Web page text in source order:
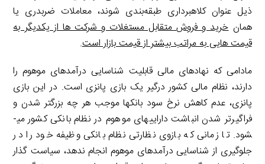
ذیل عنوان کلاهبرداری طبقه‌‎­بندی شوند، معاملات ضربدری یا
همانخرید و فروش متقابل مستغلات و شرکت ها از یکدیگر به
قیمت هایی به مراتب بیشتر از قیمت بازار است.
مادامی که نهادهای مالی قابلیت شناسایی درآمدهای موهوم را
دارند، نظام مالی کشور درگیر یک بازی پانزی است. در این بازی
پانزی، عدم کاهش نرخ سود بانک­ها موجب هر چه بزرگ­تر شدن و
فراگیرتر شدن انباشت دارایی­های موهوم در نظام بانکی کشور می­
شود. تا زمانی که بازوی نظارتی نظام بانکی وظیفه خود را در
جلوگیری از شناسایی درآمدهای موهوم انجام ندهد، سیاست گذار